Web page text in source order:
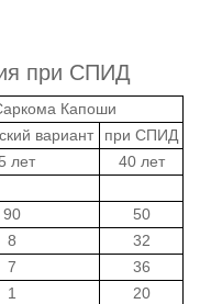
при СПИД
Капоши
вариант
при СПИД
лет
40 лет
90
50
8
32
7
36
1
20